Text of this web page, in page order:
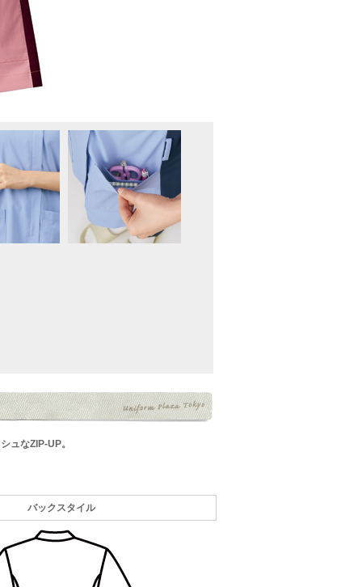
ュなZIP-UP。
バックスタイル